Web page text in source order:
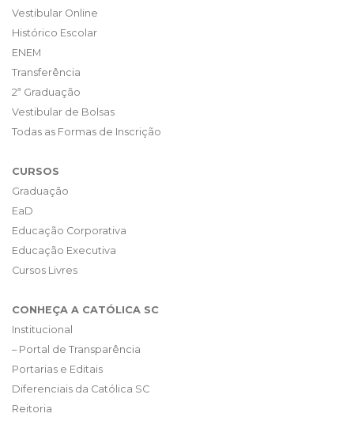
Vestibular Online
Histórico Escolar
ENEM
Transferência
2ª Graduação
Vestibular de Bolsas
Todas as Formas de Inscrição
CURSOS
Graduação
EaD
Educação Corporativa
Educação Executiva
Cursos Livres
CONHEÇA A CATÓLICA SC
Institucional
– Portal de Transparência
Portarias e Editais
Diferenciais da Católica SC
Reitoria